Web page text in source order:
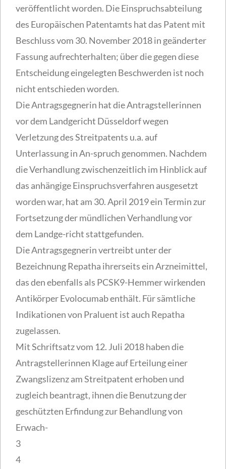
veröffentlicht worden. Die Einspruchsabteilung
des Europäischen Patentamts hat das Patent mit
Beschluss vom 30. November 2018 in geänderter
Fassung aufrechterhalten; über die gegen diese
Entscheidung eingelegten Beschwerden ist noch
nicht entschieden worden.
Die Antragsgegnerin hat die Antragstellerinnen
vor dem Landgericht Düsseldorf wegen
Verletzung des Streitpatents u.a. auf
Unterlassung in An-spruch genommen. Nachdem
die Verhandlung zwischenzeitlich im Hinblick auf
das anhängige Einspruchsverfahren ausgesetzt
worden war, hat am 30. April 2019 ein Termin zur
Fortsetzung der mündlichen Verhandlung vor
dem Landge-richt stattgefunden.
Die Antragsgegnerin vertreibt unter der
Bezeichnung Repatha ihrerseits ein Arzneimittel,
das den ebenfalls als PCSK9-Hemmer wirkenden
Antikörper Evolocumab enthält. Für sämtliche
Indikationen von Praluent ist auch Repatha
zugelassen.
Mit Schriftsatz vom 12. Juli 2018 haben die
Antragstellerinnen Klage auf Erteilung einer
Zwangslizenz am Streitpatent erhoben und
zugleich beantragt, ihnen die Benutzung der
geschützten Erfindung zur Behandlung von
Erwach-
3
4